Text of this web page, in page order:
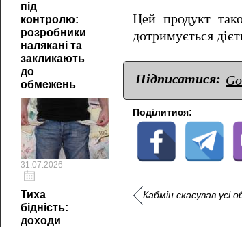
під
контролю:
розробники
налякані та
закликають
до
обмежень
31.07.2026
Тиха
бідність:
доходи
Цей продукт
дотримується
Підписатися:
Поділитися:
Кабмін скасував усі